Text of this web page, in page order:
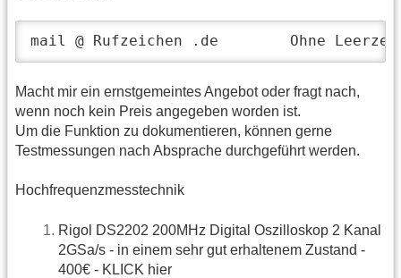
mail @ Rufzeichen .de        Ohne
Macht mir ein ernstgemeintes Angebot oder fragt nach,
wenn noch kein Preis angegeben worden ist.
Um die Funktion zu dokumentieren, können gerne
Testmessungen nach Absprache durchgeführt werden.
Hochfrequenzmesstechnik
Rigol DS2202 200MHz Digital Oszilloskop 2 Kanal
2GSa/s - in einem sehr gut erhaltenem Zustand -
400€ - KLICK hier